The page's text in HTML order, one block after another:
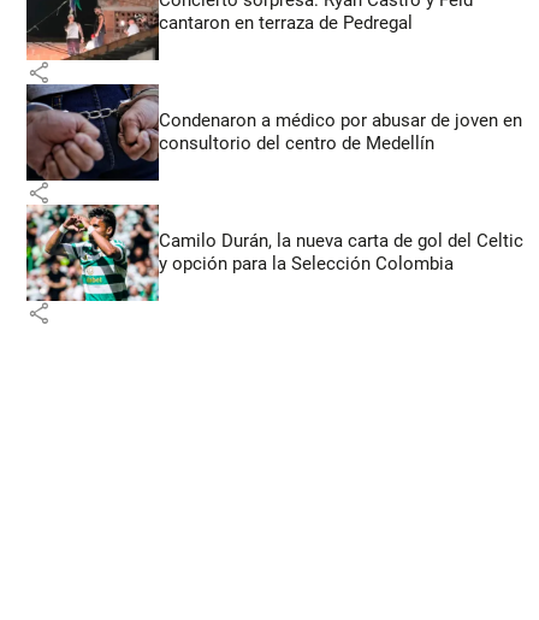
cantaron en terraza de Pedregal
share
Condenaron a médico por abusar de joven en
consultorio del centro de Medellín
share
Camilo Durán, la nueva carta de gol del Celtic
y opción para la Selección Colombia
share